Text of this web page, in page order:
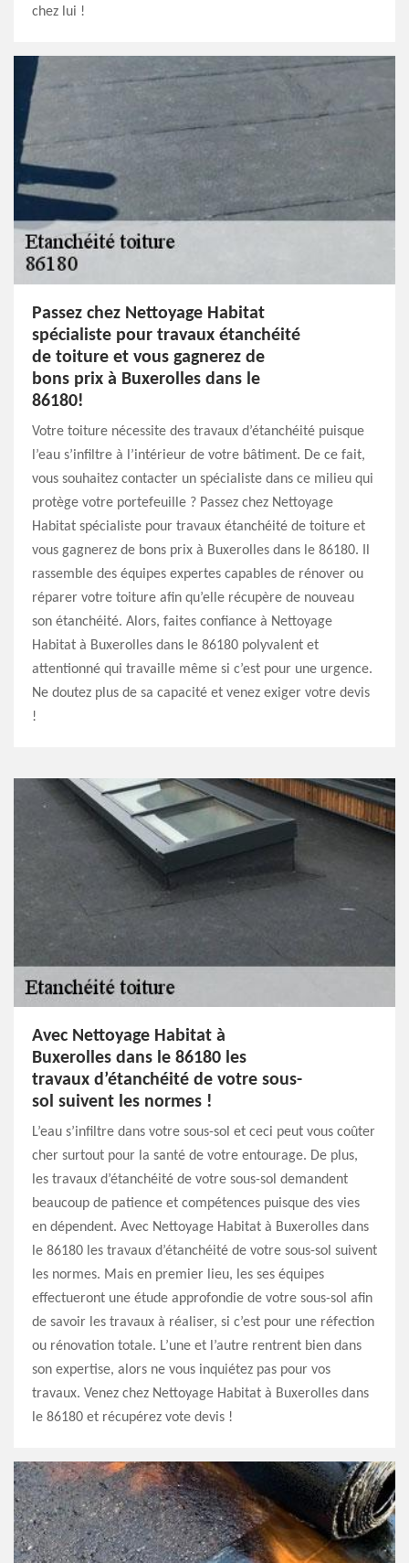
chez lui !
Passez chez Nettoyage Habitat
spécialiste pour travaux étanchéité
de toiture et vous gagnerez de
bons prix à Buxerolles dans le
86180!
Votre toiture nécessite des travaux d’étanchéité puisque
l’eau s’infiltre à l’intérieur de votre bâtiment. De ce fait,
vous souhaitez contacter un spécialiste dans ce milieu qui
protège votre portefeuille ? Passez chez Nettoyage
Habitat spécialiste pour travaux étanchéité de toiture et
vous gagnerez de bons prix à Buxerolles dans le 86180. Il
rassemble des équipes expertes capables de rénover ou
réparer votre toiture afin qu’elle récupère de nouveau
son étanchéité. Alors, faites confiance à Nettoyage
Habitat à Buxerolles dans le 86180 polyvalent et
attentionné qui travaille même si c’est pour une urgence.
Ne doutez plus de sa capacité et venez exiger votre devis
!
Avec Nettoyage Habitat à
Buxerolles dans le 86180 les
travaux d’étanchéité de votre sous-
sol suivent les normes !
L’eau s’infiltre dans votre sous-sol et ceci peut vous coûter
cher surtout pour la santé de votre entourage. De plus,
les travaux d’étanchéité de votre sous-sol demandent
beaucoup de patience et compétences puisque des vies
en dépendent. Avec Nettoyage Habitat à Buxerolles dans
le 86180 les travaux d’étanchéité de votre sous-sol suivent
les normes. Mais en premier lieu, les ses équipes
effectueront une étude approfondie de votre sous-sol afin
de savoir les travaux à réaliser, si c’est pour une réfection
ou rénovation totale. L’une et l’autre rentrent bien dans
son expertise, alors ne vous inquiétez pas pour vos
travaux. Venez chez Nettoyage Habitat à Buxerolles dans
le 86180 et récupérez vote devis !